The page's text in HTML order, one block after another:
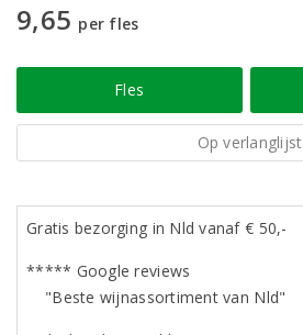
9,65 per fles
Fles
Op verlanglijst
Gratis bezorging in Nld vanaf € 50,-
***** Google reviews
"Beste wijnassortiment van Nld"